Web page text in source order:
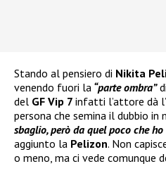
Stando al pensiero di Nikita
venendo fuori la “parte ombra”di
del GF Vip 7 infatti l’attore dà
persona che semina il dubbio in
sbaglio, però da quel poco che
aggiunto la Pelizon. Non
o meno, ma ci vede comunque